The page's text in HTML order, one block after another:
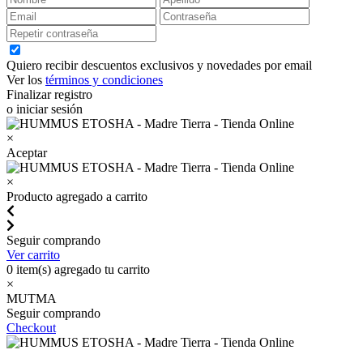
Quiero recibir descuentos exclusivos y novedades por email
Ver los términos y condiciones
Finalizar registro
o iniciar sesión
×
Aceptar
×
Producto agregado a carrito
Seguir comprando
Ver carrito
0 item(s) agregado tu carrito
×
MUTMA
Seguir comprando
Checkout